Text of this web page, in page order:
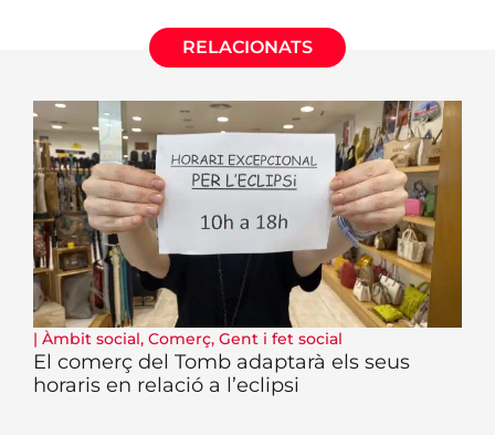
RELACIONATS
| Àmbit social, Comerç, Gent i fet social
El comerç del Tomb adaptarà els seus
horaris en relació a l’eclipsi